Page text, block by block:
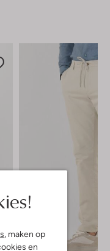
, maken op
en